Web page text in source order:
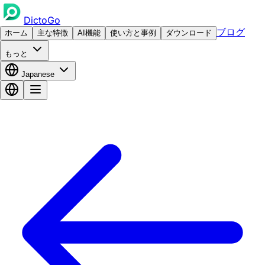
DictoGo
ホーム 主な特徴 AI機能 使い方と事例 ダウンロード ブログ
もっと
Japanese